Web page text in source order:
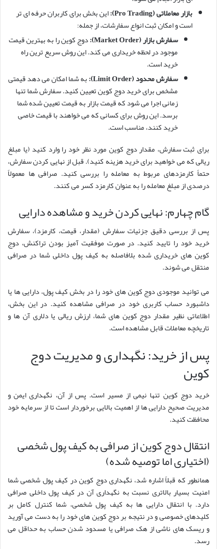
بازار معاملاتی (Pro Trading):
این بخش برای کاربران حرفه ای تر
است و امکان ثبت انواع سفارشات، از جمله:
سفارش بازار (Market Order):
دوج کوین را به بهترین قیمت
موجود در لحظه خریداری می کند. این روش سریع ترین راه
خرید است.
سفارش محدود (Limit Order):
به شما امکان می دهد قیمتی
مشخص برای خرید دوج کوین تعیین کنید. سفارش شما تنها
زمانی اجرا می شود که قیمت بازار به قیمت تعیین شده شما
برسد. این روش برای کسانی که می خواهند با قیمت خاصی
خرید کنند، مناسب است.
برای ثبت سفارش، مقدار دوج کوین مورد نظر خود را وارد کنید (یا مبلغ
ریالی که می خواهید برای خرید هزینه کنید). قبل از نهایی کردن سفارش،
حتماً کارمزدهای مربوط به معامله را بررسی کنید. صرافی ها معمولاً
درصدی از مبلغ معامله را به عنوان کارمزد کسر می کنند.
گام چهارم: نهایی کردن خرید و مشاهده دارایی
پس از بررسی دقیق جزئیات سفارش (مقدار، قیمت، کارمزد)، سفارش
خرید خود را تایید کنید. در صورت موفقیت آمیز بودن تراکنش، دوج
کوین های خریداری شده بلافاصله به کیف پول داخلی شما در صرافی
منتقل می شوند.
می توانید موجودی دوج کوین های خود را در بخش کیف پول، دارایی ها یا
داشبورد حساب کاربری خود در صرافی مشاهده کنید. در این بخش،
اطلاعاتی نظیر مقدار دوج کوین های شما، ارزش ریالی یا دلاری آن ها و
تاریخچه معاملات قابل مشاهده است.
پس از خرید: نگهداری و مدیریت دوج
کوین
خرید دوج کوین تنها نیمی از مسیر است. پس از آن، نگهداری ایمن و
مدیریت صحیح دارایی ها از اهمیت بالایی برخوردار است تا از سرمایه خود
محافظت کنید.
انتقال دوج کوین از صرافی به کیف پول شخصی
(اختیاری اما توصیه شده)
همانطور که قبلاً اشاره شد، نگهداری دوج کوین در کیف پول شخصی شما
امنیت بسیار بالاتری نسبت به نگهداری آن در کیف پول داخلی صرافی
دارد. با انتقال دارایی ها به کیف پول شخصی، شما کنترل کامل بر
کلیدهای خصوصی و در نتیجه بر دوج کوین های خود را به دست می آورید
و ریسک های ناشی از هک صرافی یا مسدود شدن حساب به حداقل می
رسد.